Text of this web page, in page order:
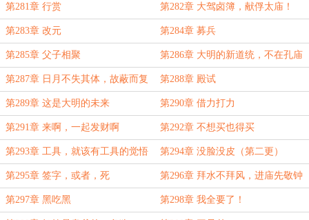
忠（流）诚（涌动）的顺天府
第281章 行赏 第282章 大驾卤簿，献俘太庙！
（加更！）
第283章 改元 第284章 募兵
第285章 父子相聚 第286章 大明的新道统，不在孔庙
里，在这里！
第287章 日月不失其体，故蔽而复
明；江汉不失其源，故穷而复通（加
更）
第288章 殿试
第289章 这是大明的未来 第290章 借力打力
第291章 来啊，一起发财啊 第292章 不想买也得买
第293章 工具，就该有工具的觉悟 第294章 没脸没皮（第二更）
第295章 签字，或者，死 第296章 拜水不拜风，进庙先敬钟
第297章 黑吃黑 第298章 我全要了！